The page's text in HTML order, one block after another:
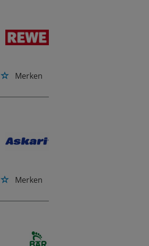
Merken
Merken